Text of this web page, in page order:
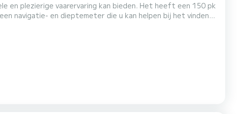
en plezierige vaarervaring kan bieden. Het heeft een 150 pk
navigatie- en dieptemeter die u kan helpen bij het vinden
op het royale zonnedek en de elegante console. De
voor uw uitrusting. De boot heeft ook een bimini...